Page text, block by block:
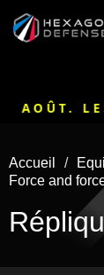
LES
Accueil
Force and